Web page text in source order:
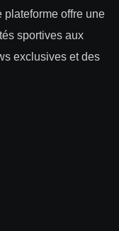
plateforme offre une
sportives aux
exclusives et des